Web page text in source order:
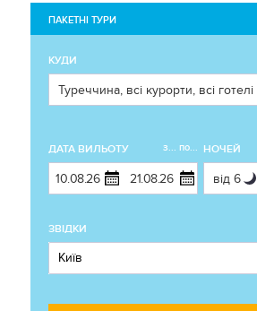
ПАКЕТНІ ТУРИ
КУДИ
ДАТА ВИЛЬОТУ з... по... НОЧЕЙ
ЗВІДКИ